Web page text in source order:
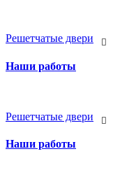
Решетчатые двери
Наши работы
Решетчатые двери
Наши работы